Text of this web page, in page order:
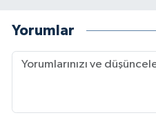
Yorumlar